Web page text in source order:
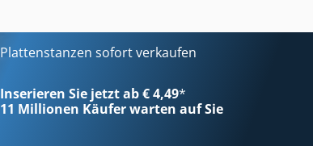
Plattenstanzen sofort verkaufen
Inserieren Sie jetzt ab € 4,49*
11 Millionen Käufer warten auf Sie